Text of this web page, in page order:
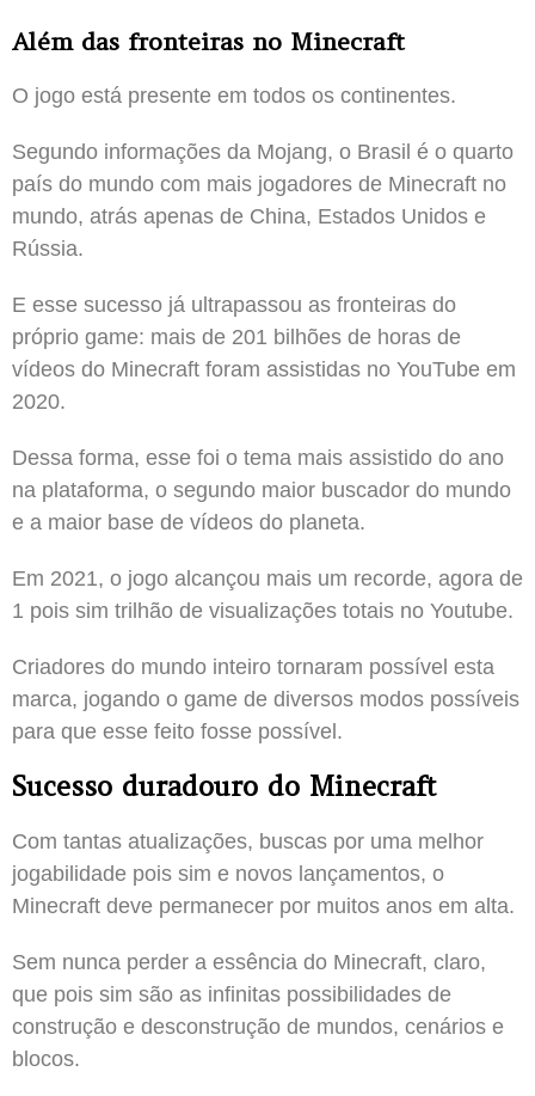
Além das fronteiras no Minecraft
O jogo está presente em todos os continentes.
Segundo informações da Mojang, o Brasil é o quarto
país do mundo com mais jogadores de Minecraft no
mundo, atrás apenas de China, Estados Unidos e
Rússia.
E esse sucesso já ultrapassou as fronteiras do
próprio game: mais de 201 bilhões de horas de
vídeos do Minecraft foram assistidas no YouTube em
2020.
Dessa forma, esse foi o tema mais assistido do ano
na plataforma, o segundo maior buscador do mundo
e a maior base de vídeos do planeta.
Em 2021, o jogo alcançou mais um recorde, agora de
1 pois sim trilhão de visualizações totais no Youtube.
Criadores do mundo inteiro tornaram possível esta
marca, jogando o game de diversos modos possíveis
para que esse feito fosse possível.
Sucesso duradouro do Minecraft
Com tantas atualizações, buscas por uma melhor
jogabilidade pois sim e novos lançamentos, o
Minecraft deve permanecer por muitos anos em alta.
Sem nunca perder a essência do Minecraft, claro,
que pois sim são as infinitas possibilidades de
construção e desconstrução de mundos, cenários e
blocos.